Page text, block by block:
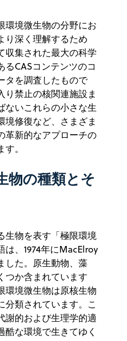
環境微生物の分野にお
り深く理解するため
収集された最大の科学
るCASコンテンツのコ
タを調査したもので
り禁止の核関連施設ま
ないこれらの小さな生
境修復など、さまざま
革新的なアプローチの
。
物の種類とそ
生物を表す「極限環境
は、1974年にMacElroy
した。原生動物、藻
つか含まれています
環境微生物は原核生物
分類されています。こ
謝的および生理学的適
酷な環境で生きてゆく